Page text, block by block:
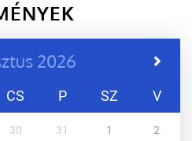
2026
CS P SZ V
30 31 1 2